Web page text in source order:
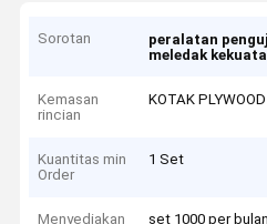
Sorotan peralatan
meledak
Kemasan
rincian
KOTAK
Kuantitas min
Order
1 Set
Menyediakan
set 1000 per bulan